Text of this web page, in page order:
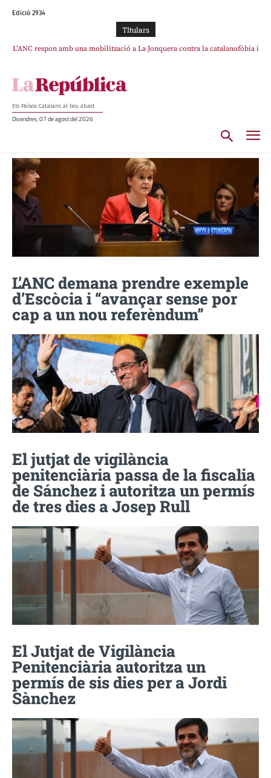
Edició 2934
TItulars
L’ANC respon amb una mobilització a La Jonquera contra la catalanofòbia i
SOS Costa Brava es planta contra la “nefasta” prolongació de la C-32 i
Els Països Catalans al teu abast
Divendres, 07 de agost del 2026
L’ANC demana prendre exemple
d’Escòcia i “avançar sense por
cap a un nou referèndum”
El jutjat de vigilància
penitenciària passa de la fiscalia
de Sánchez i autoritza un permís
de tres dies a Josep Rull
El Jutjat de Vigilància
Penitenciària autoritza un
permís de sis dies per a Jordi
Sànchez